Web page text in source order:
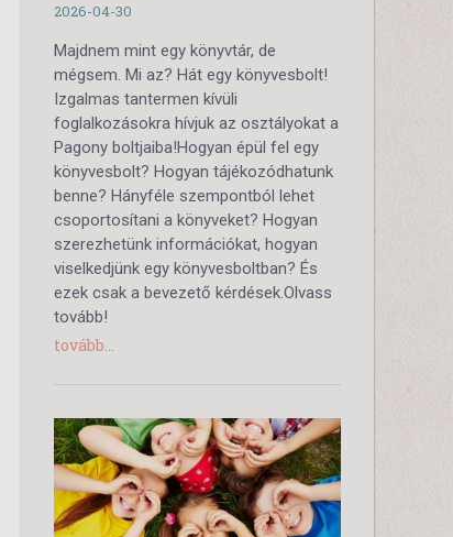
2026-04-30
Majdnem mint egy könyvtár, de
mégsem. Mi az? Hát egy könyvesbolt!
Izgalmas tantermen kívüli
foglalkozásokra hívjuk az osztályokat a
Pagony boltjaiba!Hogyan épül fel egy
könyvesbolt? Hogyan tájékozódhatunk
benne? Hányféle szempontból lehet
csoportosítani a könyveket? Hogyan
szerezhetünk információkat, hogyan
viselkedjünk egy könyvesboltban? És
ezek csak a bevezető kérdések.Olvass
tovább!
tovább...